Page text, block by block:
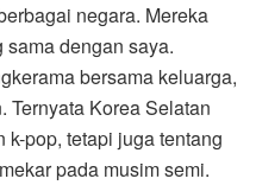
negara. Mereka
dengan saya.
bersama keluarga,
Ternyata Korea Selatan
pop, tetapi juga tentang
pada musim semi.